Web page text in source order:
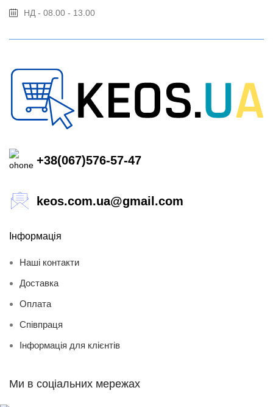
НД - 08.00 - 13.00
+38(067)576-57-47
keos.com.ua@gmail.com
Інформація
Наші контакти
Доставка
Оплата
Співпраця
Інформація для клієнтів
Ми в соціальних мережах